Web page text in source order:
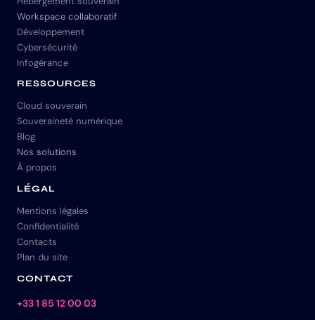
Workspace collaboratif
Développement
Cybersécurité
Infogérance
RESSOURCES
Cloud souverain
Souveraineté numérique
Blog
Nos solutions
À propos
LÉGAL
Mentions légales
Confidentialité
Contacts
Plan du site
CONTACT
+33 1 85 12 00 03